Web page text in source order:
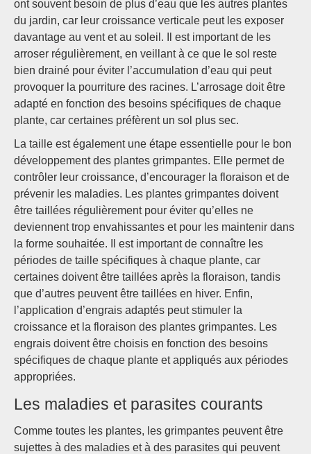
ont souvent besoin de plus d’eau que les autres plantes
du jardin, car leur croissance verticale peut les exposer
davantage au vent et au soleil. Il est important de les
arroser régulièrement, en veillant à ce que le sol reste
bien drainé pour éviter l’accumulation d’eau qui peut
provoquer la pourriture des racines. L’arrosage doit être
adapté en fonction des besoins spécifiques de chaque
plante, car certaines préfèrent un sol plus sec.
La taille est également une étape essentielle pour le bon
développement des plantes grimpantes. Elle permet de
contrôler leur croissance, d’encourager la floraison et de
prévenir les maladies. Les plantes grimpantes doivent
être taillées régulièrement pour éviter qu’elles ne
deviennent trop envahissantes et pour les maintenir dans
la forme souhaitée. Il est important de connaître les
périodes de taille spécifiques à chaque plante, car
certaines doivent être taillées après la floraison, tandis
que d’autres peuvent être taillées en hiver. Enfin,
l’application d’engrais adaptés peut stimuler la
croissance et la floraison des plantes grimpantes. Les
engrais doivent être choisis en fonction des besoins
spécifiques de chaque plante et appliqués aux périodes
appropriées.
Les maladies et parasites courants
Comme toutes les plantes, les grimpantes peuvent être
sujettes à des maladies et à des parasites qui peuvent